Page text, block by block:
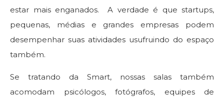
estar mais enganados. A verdade é que startups,
pequenas, médias e grandes empresas podem
desempenhar suas atividades usufruindo do espaço
também.
Se tratando da Smart, nossas salas também
acomodam psicólogos, fotógrafos, equipes de